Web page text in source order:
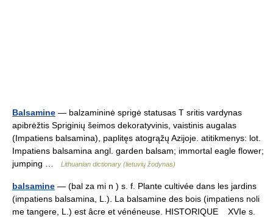
Balsamine — balzamininė sprigė statusas T sritis vardynas
apibrėžtis Spriginių šeimos dekoratyvinis, vaistinis augalas
(Impatiens balsamina), paplitęs atogrąžų Azijoje. atitikmenys: lot.
Impatiens balsamina angl. garden balsam; immortal eagle flower;
jumping …
Lithuanian dictionary (lietuvių žodynas)
balsamine — (bal za mi n ) s. f. Plante cultivée dans les jardins
(impatiens balsamina, L.). La balsamine des bois (impatiens noli
me tangere, L.) est âcre et vénéneuse. HISTORIQUE XVIe s.